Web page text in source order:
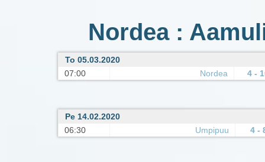
Nordea :
To 05.03.2020
07:00
Nordea 4 -
Pe 14.02.2020
06:30
Umpipuu 4 -